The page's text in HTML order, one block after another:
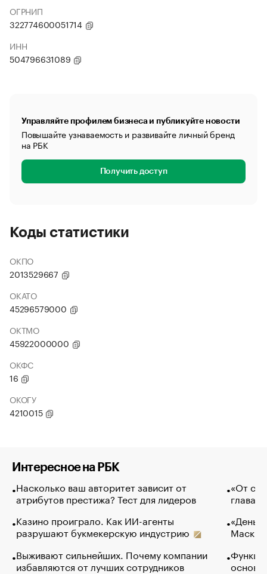
ОГРНИП
322774600051714
ИНН
504796631089
Управляйте профилем бизнеса и публикуйте новости
Повышайте узнаваемость и развивайте личный бренд
на РБК
Получить доступ
Коды статистики
ОКПО
2013529667
ОКАТО
45296579000
ОКТМО
45922000000
ОКФС
16
ОКОГУ
4210015
Интересное на РБК
Насколько ваш авторитет зависит от
атрибутов престижа? Тест для лидеров
Казино проиграло. Как ИИ-агенты
разрушают букмекерскую индустрию
Выживают сильнейших. Почему компании
избавляются от лучших сотрудников
«От
глава
Маск в
основ